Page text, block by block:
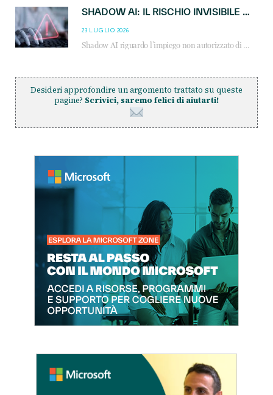
SHADOW AI: IL RISCHIO INVISIBILE CHE LE AZIENDE POSSONO GOVERNARE
23 LUGLIO 2026
Shadow AI riguardo l’impiego non autorizzato di sistemi AI all’interno dell’azienda. E’ una pratica che si diffonde a partire dai dipendenti fino ai dirigenti e mette a repentaglio la cybersecurity, con costi più elevati per le organizzazioni. Due recenti report illustrano il fenomeno e forniscono dati in merito
Desideri approfondire un argomento trattato su queste
pagine? Scrivici, saremo felici di aiutarti!